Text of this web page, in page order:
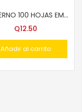
CUADERNO 100 HOJAS EMP.COS. S/LINEAS T/FRANCES
Q12.50
Añadir al carrito